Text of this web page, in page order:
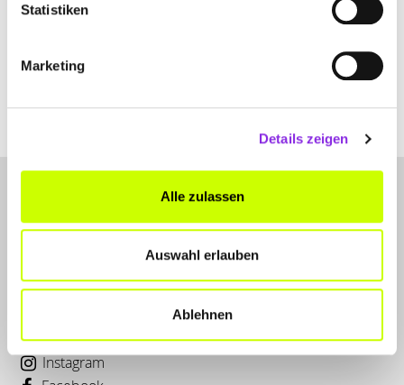
Statistiken
Marketing
Details zeigen
Alle zulassen
Auswahl erlauben
Ablehnen
Kontakt
Instagram